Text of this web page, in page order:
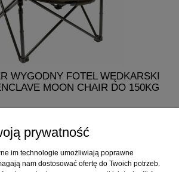
WYGODNY FOTEL WĘDKARSKI
MOON CHAIR DO 150KG
prywatność
im technologie umożliwiają poprawne
nam dostosować ofertę do Twoich potrzeb.